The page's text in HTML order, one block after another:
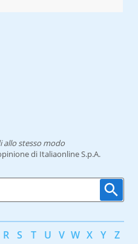
allo stesso modo
di Italiaonline S.p.A.
R S T U V W X Y Z